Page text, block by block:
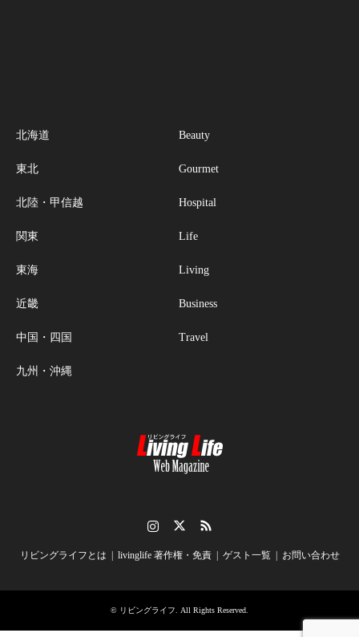
北海道
東北
北陸・甲信越
関東
東海
近畿
中国・四国
九州・沖縄
Beauty
Gourmet
Hospital
Life
Living
Business
Travel
リビングライフとは livinglife 著作権・免責 ゲスト一覧 お問い合わせ
© リビングライフ . All Rights Reserved.